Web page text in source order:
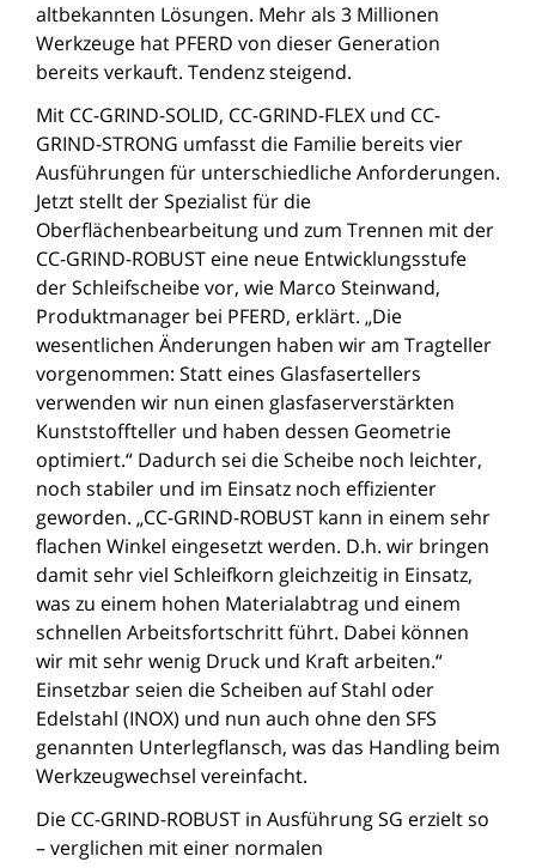
altbekannten Lösungen. Mehr als 3 Millionen
Werkzeuge hat PFERD von dieser Generation
bereits verkauft. Tendenz steigend.
Mit CC-GRIND-SOLID, CC-GRIND-FLEX und CC-
GRIND-STRONG umfasst die Familie bereits vier
Ausführungen für unterschiedliche Anforderungen.
Jetzt stellt der Spezialist für die
Oberflächenbearbeitung und zum Trennen mit der
CC-GRIND-ROBUST eine neue Entwicklungsstufe
der Schleifscheibe vor, wie Marco Steinwand,
Produktmanager bei PFERD, erklärt. „Die
wesentlichen Änderungen haben wir am Tragteller
vorgenommen: Statt eines Glasfasertellers
verwenden wir nun einen glasfaserverstärkten
Kunststoffteller und haben dessen Geometrie
optimiert.“ Dadurch sei die Scheibe noch leichter,
noch stabiler und im Einsatz noch effizienter
geworden. „CC-GRIND-ROBUST kann in einem sehr
flachen Winkel eingesetzt werden. D.h. wir bringen
damit sehr viel Schleifkorn gleichzeitig in Einsatz,
was zu einem hohen Materialabtrag und einem
schnellen Arbeitsfortschritt führt. Dabei können
wir mit sehr wenig Druck und Kraft arbeiten.“
Einsetzbar seien die Scheiben auf Stahl oder
Edelstahl (INOX) und nun auch ohne den SFS
genannten Unterlegflansch, was das Handling beim
Werkzeugwechsel vereinfacht.
Die CC-GRIND-ROBUST in Ausführung SG erzielt so
– verglichen mit einer normalen